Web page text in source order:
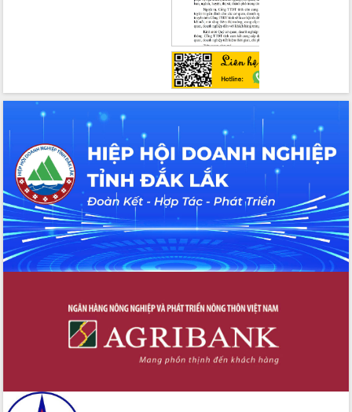
khóa XVI và HĐND các cấp nhiệm kỳ
2026-2031
Đảm bảo cuộc bầu cử đại biểu Quốc
hội và đại biểu HĐND các cấp diễn ra
an toàn, hiệu quả, đúng quy định
Thủ tướng Chính phủ Phạm Minh Chính
kiểm tra, chỉ đạo hoàn thành các dự
án cao tốc và thăm khu tái định cư tại
Đắk Lắk
Sôi nổi Hội đua ngựa truyền thống Gò
Thì Thùng mừng Xuân Bính Ngọ 2026
Ngành nông nghiệp phấn đấu tăng
trưởng đạt 5,86% trong năm 2026
UBND tỉnh Đắk Lắk triển khai công tác
quốc phòng, quân sự địa phương năm
Đắk Lắk tập trung toàn lực khắc phục